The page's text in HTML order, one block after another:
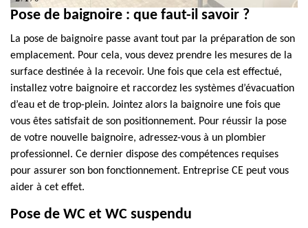
Pose de baignoire : que faut-il savoir ?
La pose de baignoire passe avant tout par la préparation de son
emplacement. Pour cela, vous devez prendre les mesures de la
surface destinée à la recevoir. Une fois que cela est effectué,
installez votre baignoire et raccordez les systèmes d’évacuation
d’eau et de trop-plein. Jointez alors la baignoire une fois que
vous êtes satisfait de son positionnement. Pour réussir la pose
de votre nouvelle baignoire, adressez-vous à un plombier
professionnel. Ce dernier dispose des compétences requises
pour assurer son bon fonctionnement. Entreprise CE peut vous
aider à cet effet.
Pose de WC et WC suspendu